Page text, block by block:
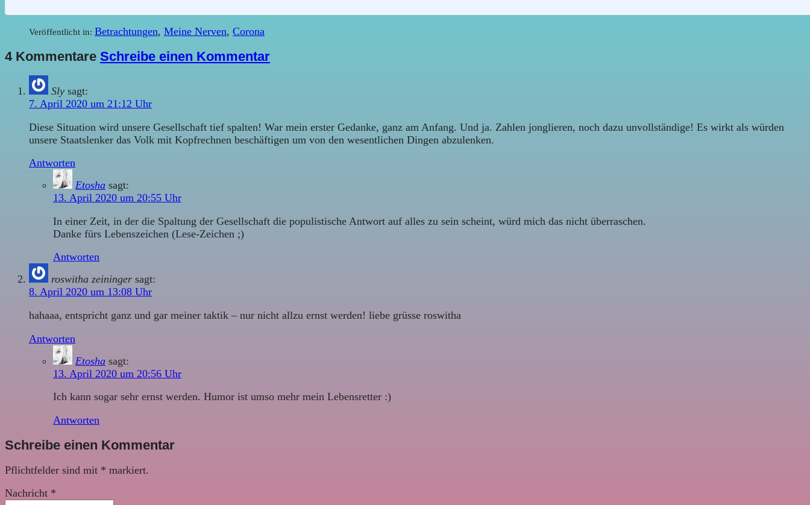
Veröffentlicht in: Betrachtungen, Meine Nerven, Corona
4 Kommentare Schreibe einen Kommentar
Sly sagt:
7. April 2020 um 21:12 Uhr
Diese Situation wird unsere Gesellschaft tief spalten! War mein erster Gedanke, ganz am Anfang. Und ja. Zahlen jonglieren, noch dazu unvollständige! Es wirkt als würden
unsere Staatslenker das Volk mit Kopfrechnen beschäftigen um von den wesentlichen Dingen abzulenken.
Antworten
Etosha sagt:
13. April 2020 um 20:55 Uhr
In einer Zeit, in der die Spaltung der Gesellschaft die populistische Antwort auf alles zu sein scheint, würd mich das nicht überraschen.
Danke fürs Lebenszeichen (Lese-Zeichen ;)
Antworten
roswitha zeininger sagt:
8. April 2020 um 13:08 Uhr
hahaaa, entspricht ganz und gar meiner taktik – nur nicht allzu ernst werden! liebe grüsse roswitha
Antworten
Etosha sagt:
13. April 2020 um 20:56 Uhr
Ich kann sogar sehr ernst werden. Humor ist umso mehr mein Lebensretter :)
Antworten
Schreibe einen Kommentar
Pflichtfelder sind mit * markiert.
Nachricht *